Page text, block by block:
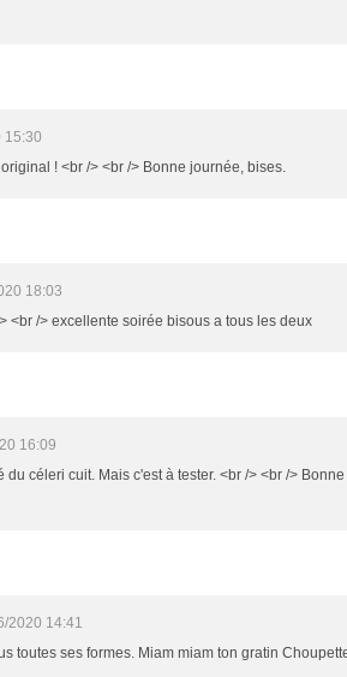
15:30
! <br /> <br /> Bonne journée, bises.
18:03
<br /> excellente soirée bisous a tous les deux
16:09
du céleri cuit. Mais c'est à tester. <br /> <br />
2020 14:41
toutes ses formes. Miam miam ton gratin